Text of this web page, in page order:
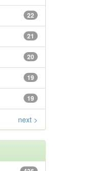
22
21
20
19
19
next >